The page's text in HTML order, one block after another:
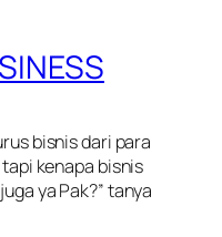
bisnis dari para
kenapa bisnis
ya Pak?” tanya